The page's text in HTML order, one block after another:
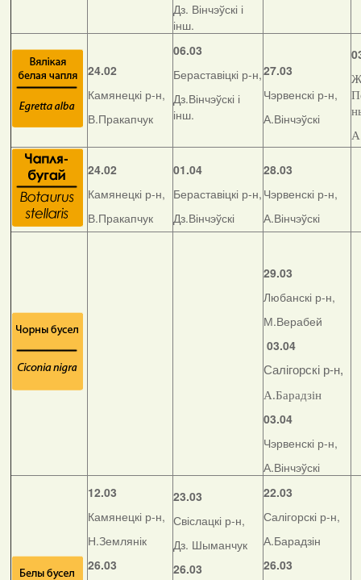
Дз. Вінчэўскі і
інш.
24.02
Камянецкі р-н,
В.Пракапчук
06.03
Бераставіцкі р-н,
Дз.Вінчэўскі і
інш.
27.03
Чэрвенскі р-н,
А.Вінчэўскі
24.02
Камянецкі р-н,
В.Пракапчук
01.04
Бераставіцкі р-н,
Дз.Вінчэўскі
28.03
Чэрвенскі р-н,
А.Вінчэўскі
29.03
Любанскі р-н,
М.Верабей
03.04
Салігорскі р-н,
А.Барадзін
03.04
Чэрвенскі р-н,
А.Вінчэўскі
12.03
Камянецкі р-н,
Н.Землянік
26.03
23.03
Свіслацкі р-н,
Дз. Шыманчук
26.03
22.03
Салігорскі р-н,
А.Барадзін
26.03